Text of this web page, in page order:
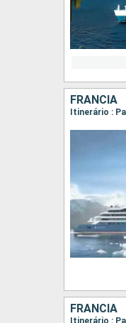
FRANCIA
Itinerário :
FRANCIA